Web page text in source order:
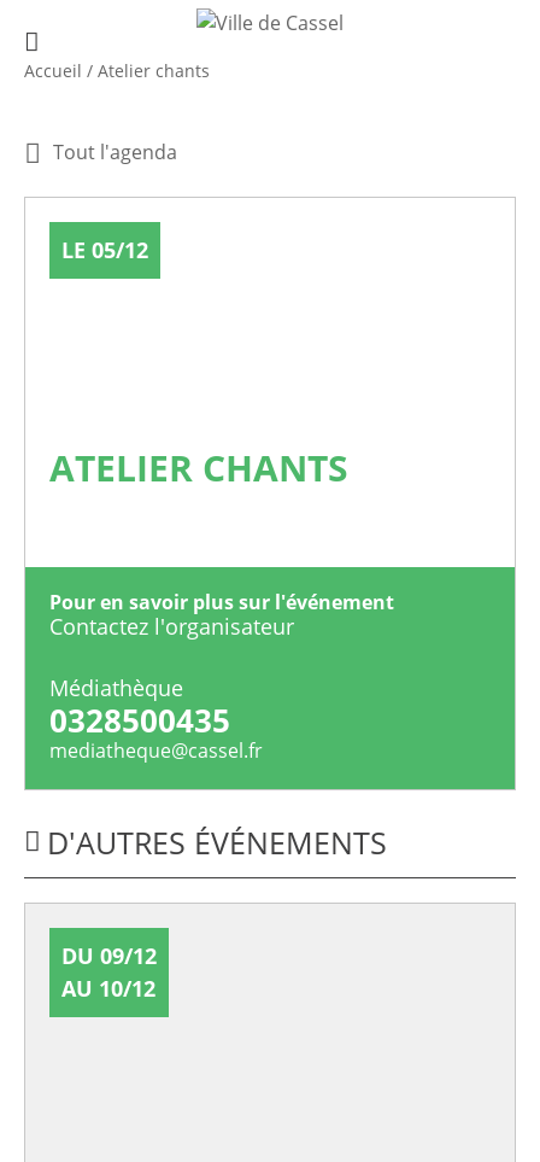
Accueil / Atelier chants
Tout l'agenda
LE 05/12
ATELIER CHANTS
Pour en savoir plus sur l'événement
Contactez l'organisateur
Médiathèque
0328500435
mediatheque@cassel.fr
D'AUTRES ÉVÉNEMENTS
DU 09/12
AU 10/12